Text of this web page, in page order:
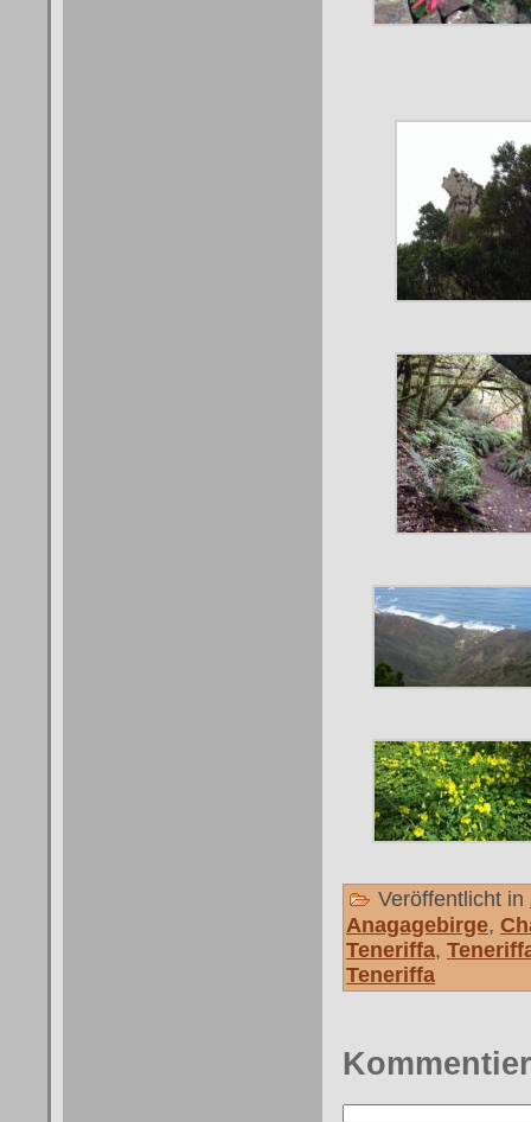
Veröffentlicht in
Anagagebirge,
Teneriffa,
Teneriffa